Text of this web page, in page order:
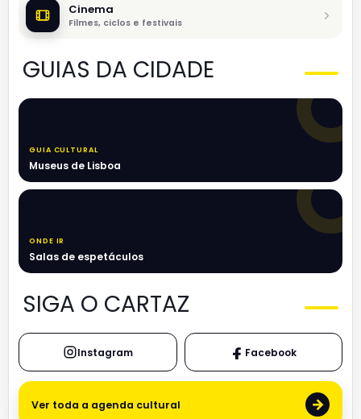
Cinema
Filmes, ciclos e festivais
GUIAS DA CIDADE
GUIA CULTURAL
Museus de Lisboa
ONDE IR
Salas de espetáculos
SIGA O CARTAZ
Instagram Facebook
Ver toda a agenda cultural →